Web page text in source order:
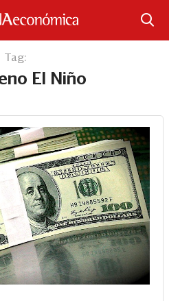
Tag:
El Niño